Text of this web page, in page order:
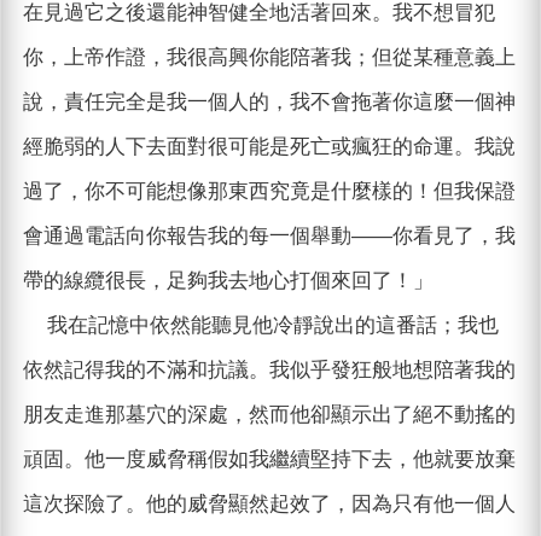
在見過它之後還能神智健全地活著回來。我不想冒犯
你，上帝作證，我很高興你能陪著我；但從某種意義上
說，責任完全是我一個人的，我不會拖著你這麼一個神
經脆弱的人下去面對很可能是死亡或瘋狂的命運。我說
過了，你不可能想像那東西究竟是什麼樣的！但我保證
會通過電話向你報告我的每一個舉動——你看見了，我
帶的線纜很長，足夠我去地心打個來回了！」
我在記憶中依然能聽見他冷靜說出的這番話；我也
依然記得我的不滿和抗議。我似乎發狂般地想陪著我的
朋友走進那墓穴的深處，然而他卻顯示出了絕不動搖的
頑固。他一度威脅稱假如我繼續堅持下去，他就要放棄
這次探險了。他的威脅顯然起效了，因為只有他一個人